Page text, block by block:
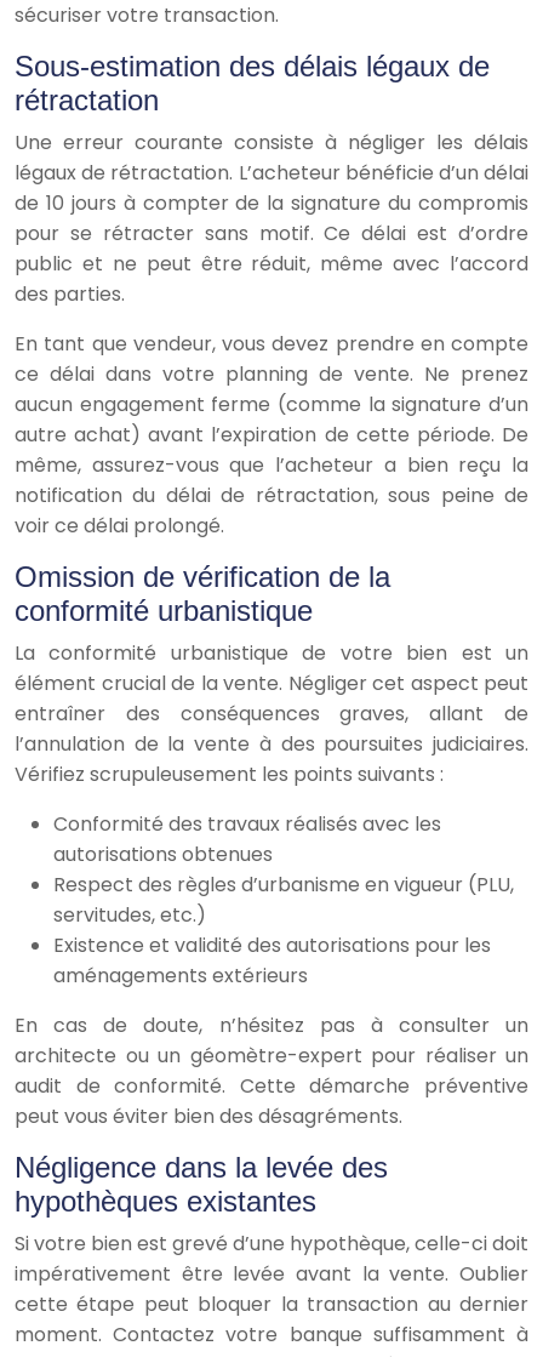
sécuriser votre transaction.
Sous-estimation des délais légaux de
rétractation
Une erreur courante consiste à négliger les délais
légaux de rétractation. L’acheteur bénéficie d’un délai
de 10 jours à compter de la signature du compromis
pour se rétracter sans motif. Ce délai est d’ordre
public et ne peut être réduit, même avec l’accord
des parties.
En tant que vendeur, vous devez prendre en compte
ce délai dans votre planning de vente. Ne prenez
aucun engagement ferme (comme la signature d’un
autre achat) avant l’expiration de cette période. De
même, assurez-vous que l’acheteur a bien reçu la
notification du délai de rétractation, sous peine de
voir ce délai prolongé.
Omission de vérification de la
conformité urbanistique
La conformité urbanistique de votre bien est un
élément crucial de la vente. Négliger cet aspect peut
entraîner des conséquences graves, allant de
l’annulation de la vente à des poursuites judiciaires.
Vérifiez scrupuleusement les points suivants :
Conformité des travaux réalisés avec les
autorisations obtenues
Respect des règles d’urbanisme en vigueur (PLU,
servitudes, etc.)
Existence et validité des autorisations pour les
aménagements extérieurs
En cas de doute, n’hésitez pas à consulter un
architecte ou un géomètre-expert pour réaliser un
audit de conformité. Cette démarche préventive
peut vous éviter bien des désagréments.
Négligence dans la levée des
hypothèques existantes
Si votre bien est grevé d’une hypothèque, celle-ci doit
impérativement être levée avant la vente. Oublier
cette étape peut bloquer la transaction au dernier
moment. Contactez votre banque suffisamment à